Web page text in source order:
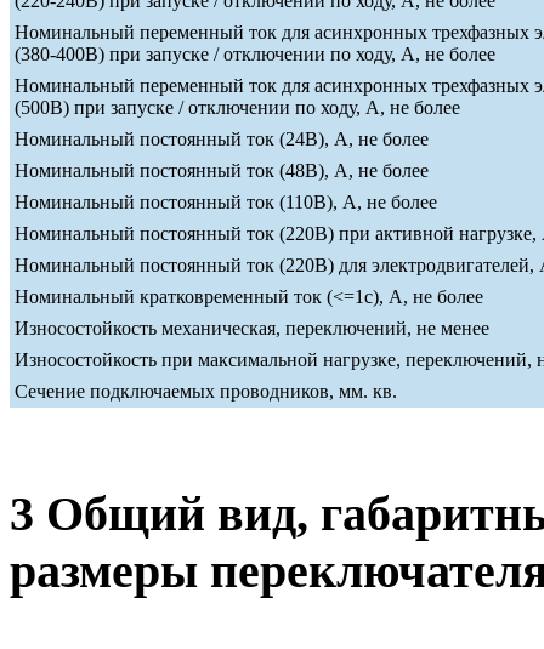
Номинальный переменный ток для асинхронных трехфазных
(380-400В) при запуске / отключении по ходу, А, не более
Номинальный переменный ток для асинхронных трехфазных
(500В) при запуске / отключении по ходу, А, не более
Номинальный постоянный ток (24В), А, не более
Номинальный постоянный ток (48В), А, не более
Номинальный постоянный ток (110В), А, не более
Номинальный постоянный ток (220В) при активной нагрузке,
Номинальный постоянный ток (220В) для электродвигателей,
Номинальный кратковременный ток (<=1c), А, не более
Износостойкость механическая, переключений, не менее
Износостойкость при максимальной нагрузке, переключений,
Сечение подключаемых проводников, мм. кв.
3 Общий вид,
размеры